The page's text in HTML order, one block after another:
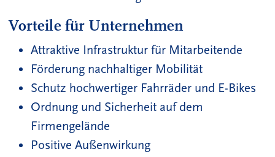
Vorteile für Unternehmen
Attraktive Infrastruktur für Mitarbeitende
Förderung nachhaltiger Mobilität
Schutz hochwertiger Fahrräder und E-Bikes
Ordnung und Sicherheit auf dem
Firmengelände
Positive Außenwirkung